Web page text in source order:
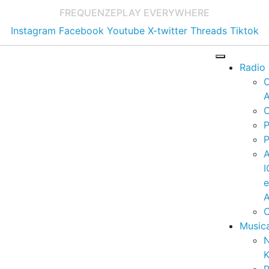
FREQUENZEPLAY EVERYWHERE
Instagram Facebook Youtube X-twitter Threads Tiktok
Radio
e